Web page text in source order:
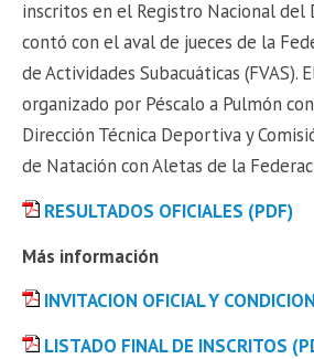
inscritos en el Registro Nacional
contó con el aval de jueces de la
de Actividades Subacuáticas (FVAS).
organizado por Péscalo a Pulmón
Dirección Técnica Deportiva y
de Natación con Aletas de la
RESULTADOS OFICIALES (PDF)
Más información
INVITACION OFICIAL Y
LISTADO FINAL DE INSCRITOS